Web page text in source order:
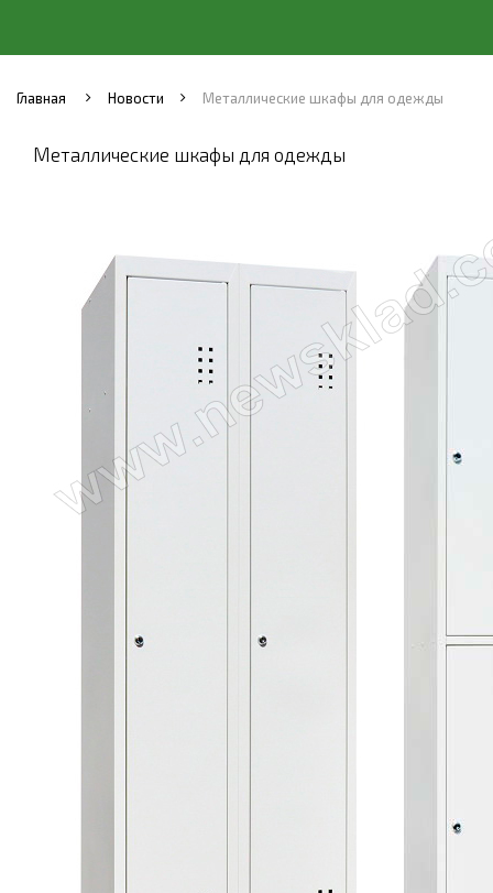
Главная Новости Металлические шкафы для одежды
Металлические шкафы для одежды